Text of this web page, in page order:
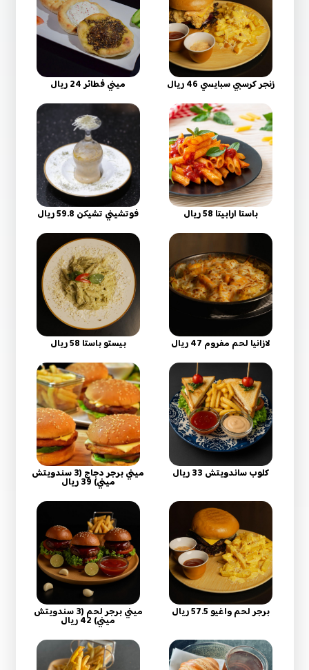
زنجر كرسبي سبايسي 46 ريال ميني فطائر 24 ريال
باستا ارابيتا 58 ريال فوتشيني تشيكن 59.8 ريال
لازانيا لحم مفروم 47 ريال بيستو باستا 58 ريال
كلوب ساندويتش 33 ريال ميني برجر دجاج (3 سندويتش
ميني) 39 ريال
برجر لحم واغيو 57.5 ريال ميني برجر لحم (3 سندويتش
ميني) 42 ريال